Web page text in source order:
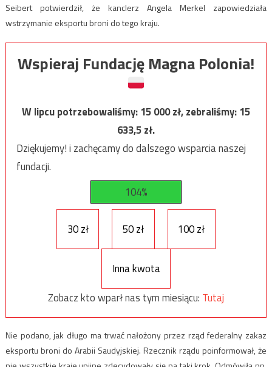
Seibert potwierdził, że kanclerz Angela Merkel zapowiedziała
wstrzymanie eksportu broni do tego kraju.
Wspieraj Fundację Magna Polonia!
W lipcu potrzebowaliśmy:15 000zł, zebraliśmy:15
633,5zł.
Dziękujemy! i zachęcamy do dalszego wsparcia naszej
fundacji.
104%
30 zł 50 zł 100 zł
Inna kwota
Zobacz kto wparł nas tym miesiącu: Tutaj
Nie podano, jak długo ma trwać nałożony przez rząd federalny zakaz
eksportu broni do Arabii Saudyjskiej. Rzecznik rządu poinformował, że